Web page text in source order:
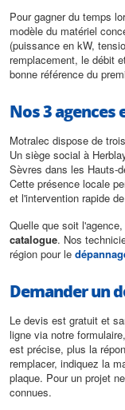
Pour gagner du temps
modèle du matériel
(puissance en kW,
remplacement, le débit
bonne référence du
Nos 3 agences
Motralec dispose de
Un siège social à
Sèvres dans les Hauts-
Cette présence locale
et l'intervention rapide
Quelle que soit l'agence,
catalogue. Nos
région pour le
Demander un
Le devis est gratuit et
ligne via notre
est précise, plus la
remplacer, indiquez la
plaque. Pour un projet
connues.